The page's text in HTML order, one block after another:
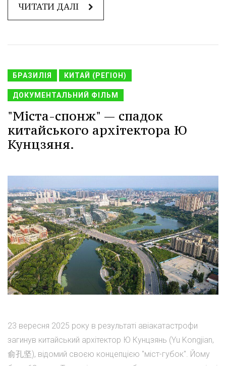
ЧИТАТИ ДАЛІ
БРАЗИЛІЯ КИТАЙ (РЕГІОН)
ДОКУМЕНТАЛЬНИЙ ФІЛЬМ
"Міста-спонж" — спадок
китайського архітектора Ю
Кунцзяня.
23 вересня 2025 року в результаті авіакатастрофи
загинув китайський архітектор Ю Кунцзянь (Yu Kongjian,
俞孔坚), відомий своєю концепцією "міст-губок". Йому